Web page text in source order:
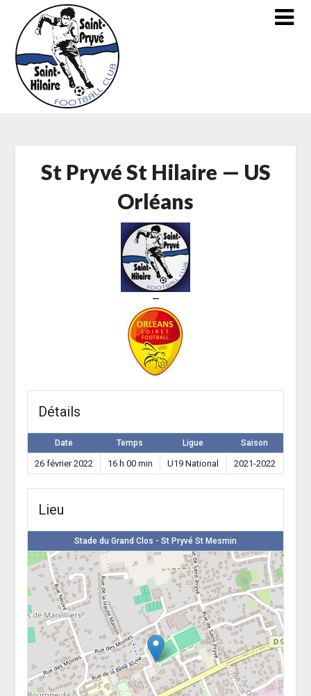
content
St Pryvé St Hilaire — US
Orléans
—
Détails
Date Temps Ligue Saison
26 février 2022 16 h 00 min U19 National 2021-2022
Lieu
Stade du Grand Clos - St Pryvé St Mesmin